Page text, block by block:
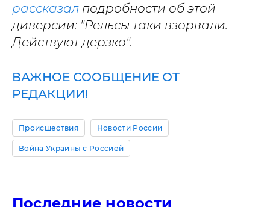
рассказал подробности об этой
диверсии: "Рельсы таки взорвали.
Действуют дерзко".
ВАЖНОЕ СООБЩЕНИЕ ОТ
РЕДАКЦИИ!
Происшествия Новости России
Война Украины с Россией
Последние новости